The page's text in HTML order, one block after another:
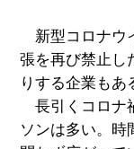
新型コロナウ
張を再び禁止し
りする企業もあ
長引くコロナ
ソンは多い。時